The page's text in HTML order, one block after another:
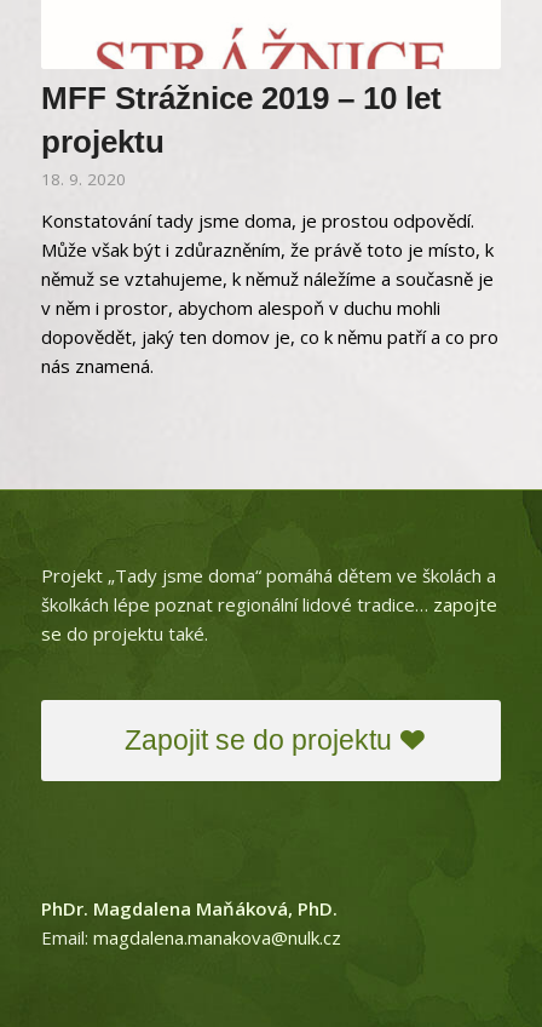
MFF Strážnice 2019 – 10 let
projektu
18. 9. 2020
Konstatování tady jsme doma, je prostou odpovědí.
Může však být i zdůrazněním, že právě toto je místo, k
němuž se vztahujeme, k němuž náležíme a současně je
v něm i prostor, abychom alespoň v duchu mohli
dopovědět, jaký ten domov je, co k němu patří a co pro
nás znamená.
Projekt „Tady jsme doma“ pomáhá dětem ve školách a
školkách lépe poznat regionální lidové tradice… zapojte
se do projektu také.
Zapojit se do projektu
PhDr. Magdalena Maňáková, PhD.
Email: magdalena.manakova@nulk.cz